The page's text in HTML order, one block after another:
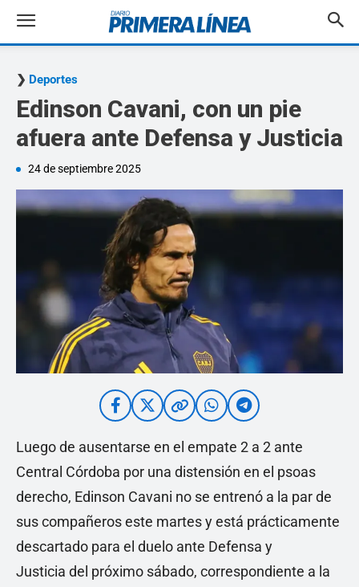
Deportes
Edinson Cavani, con un pie
afuera ante Defensa y Justicia
24 de septiembre 2025
Luego de ausentarse en el empate 2 a 2 ante
Central Córdoba por una distensión en el psoas
derecho, Edinson Cavani no se entrenó a la par de
sus compañeros este martes y está prácticamente
descartado para el duelo ante Defensa y
Justicia del próximo sábado, correspondiente a la